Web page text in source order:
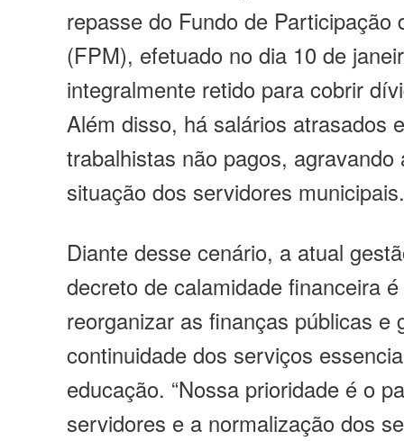
repasse do Fundo de Participação
(FPM), efetuado no dia 10 de
integralmente retido para cobrir
Além disso, há salários atrasados
trabalhistas não pagos, agravando
situação dos servidores
Diante desse cenário, a atual
decreto de calamidade financeira
reorganizar as finanças públicas e
continuidade dos serviços
educação. “Nossa prioridade é o
servidores e a normalização dos